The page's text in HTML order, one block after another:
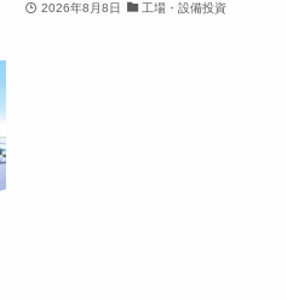
2026年8月8日 工場・設備投資